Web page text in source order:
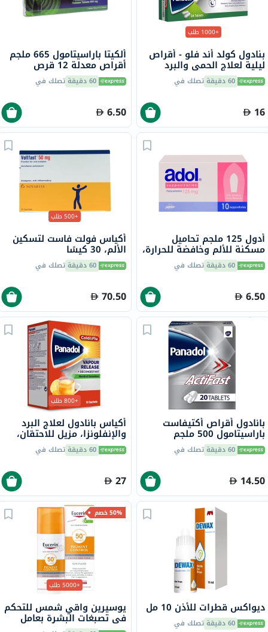
+1000 طلب
بنادول كولد أند فلو - أقراص
ليلية لعلاج الحمى والبرد
والإنفلونزا، 24 قرص
60 دقيقة تصلك في
16
ألكيتا باراسيتامول 665 ملجم
أقراص معدلة 12 قرص
60 دقيقة تصلك في
6.50
أدول 125 ملجم تحاميل
مسكنة للألم وخافضة للحرارة،
10 قطع 60 دقيقة تصلك في
6.50
+500 طلب
أكياس فولت فاست لتسكين
الألم، 30 كيسًا
60 دقيقة تصلك في
70.50
بانادول أقراص أكتيفاست
باراسيتامول 500 ملجم
قرص 60 دقيقة تصلك في
14.50
+800 طلب
أكياس بانادول لعلاج البرد
والإنفلونزا، مزيل للاحتقان،
بنكهة الليمون الساخن
60 دقيقة تصلك في
27
ديواكس قطرات للأذن 10 مل
60 دقيقة تصلك في
50% خصم
+5000 طلب
يوسيرين واقي شمس للتحكم
في تصبغات البشرة بعامل